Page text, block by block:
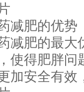
减肥的优势
减肥的最大
使得肥胖问
加安全有效